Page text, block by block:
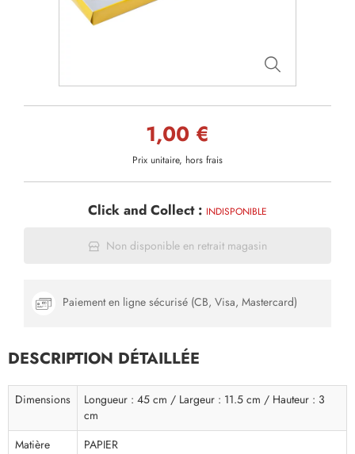
1,00 €
Prix unitaire, hors frais
Click and Collect : INDISPONIBLE
Non disponible en retrait magasin
Paiement en ligne sécurisé (CB, Visa, Mastercard)
DESCRIPTION DÉTAILLÉE
Dimensions
Longueur : 45 cm / Largeur : 11.5 cm / Hauteur : 3
cm
Matière
PAPIER